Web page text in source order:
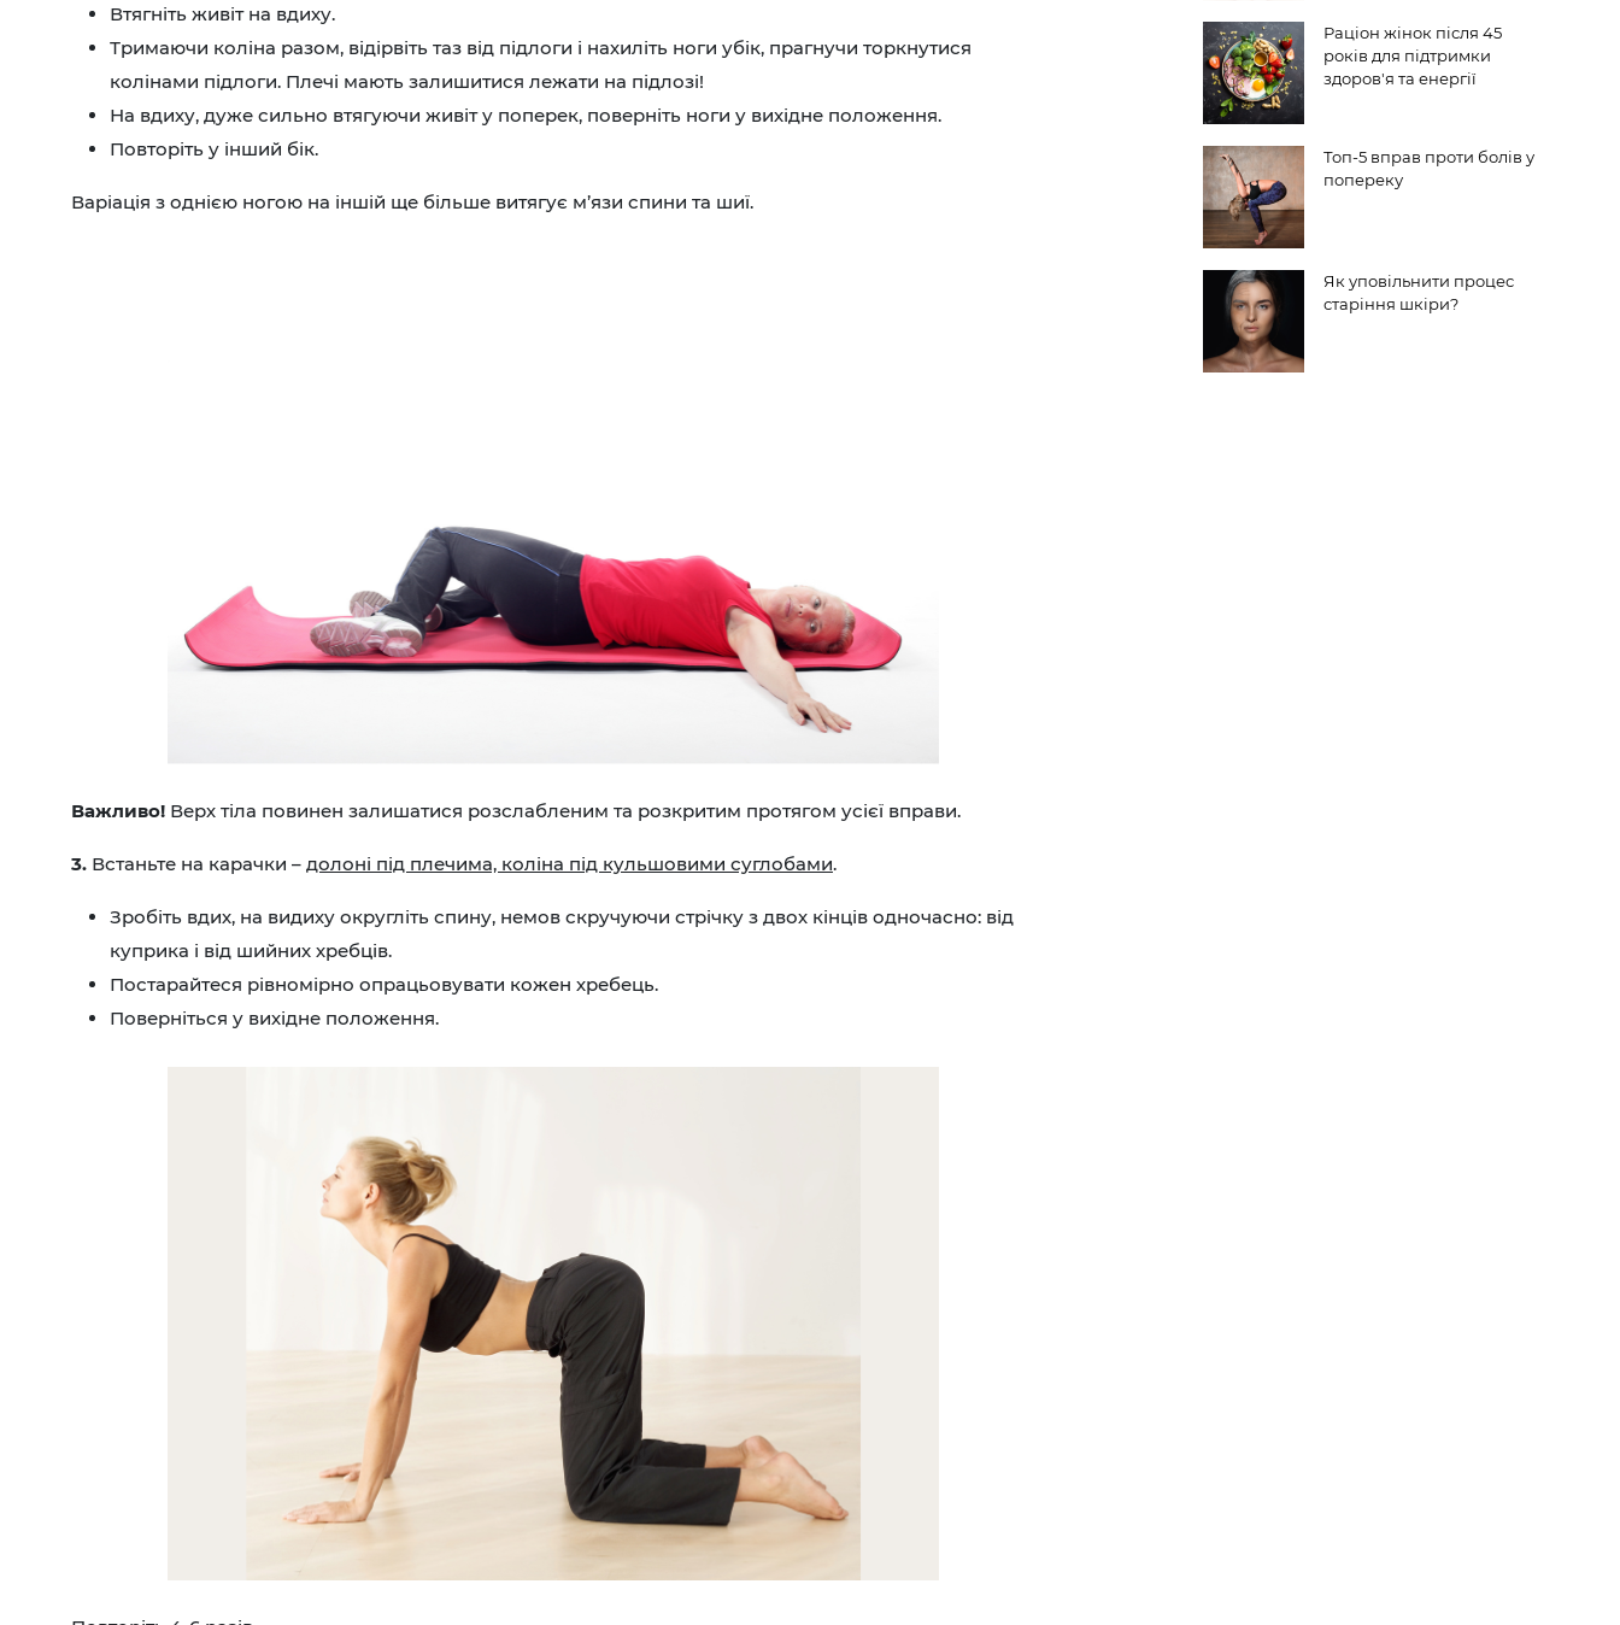
Втягніть живіт на вдиху.
Тримаючи коліна разом, відірвіть таз від підлоги і нахиліть ноги убік, прагнучи торкнутися
колінами підлоги. Плечі мають залишитися лежати на підлозі!
На вдиху, дуже сильно втягуючи живіт у поперек, поверніть ноги у вихідне положення.
Повторіть у інший бік.
Варіація з однією ногою на іншій ще більше витягує м’язи спини та шиї.
Важливо! Верх тіла повинен залишатися розслабленим та розкритим протягом усієї вправи.
3. Встаньте на карачки – долоні під плечима, коліна під кульшовими суглобами.
Зробіть вдих, на видиху округліть спину, немов скручуючи стрічку з двох кінців одночасно: від
куприка і від шийних хребців.
Постарайтеся рівномірно опрацьовувати кожен хребець.
Поверніться у вихідне положення.
Раціон жінок після 45
років для підтримки
здоров'я та енергії
Топ-5 вправ проти болів у
попереку
Як уповільнити процес
старіння шкіри?